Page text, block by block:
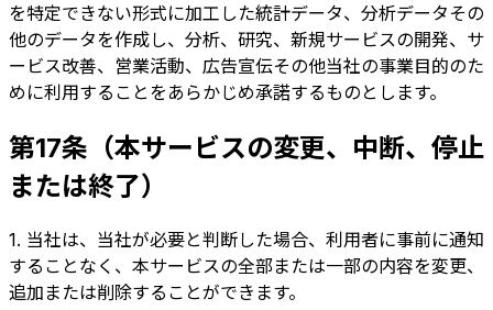
を特定できない形式に加工した統計データ、分析データその
他のデータを作成し、分析、研究、新規サービスの開発、サ
ービス改善、営業活動、広告宣伝その他当社の事業目的のた
めに利用することをあらかじめ承諾するものとします。
第17条（本サービスの変更、中断、停止
または終了）
1. 当社は、当社が必要と判断した場合、利用者に事前に通知
することなく、本サービスの全部または一部の内容を変更、
追加または削除することができます。